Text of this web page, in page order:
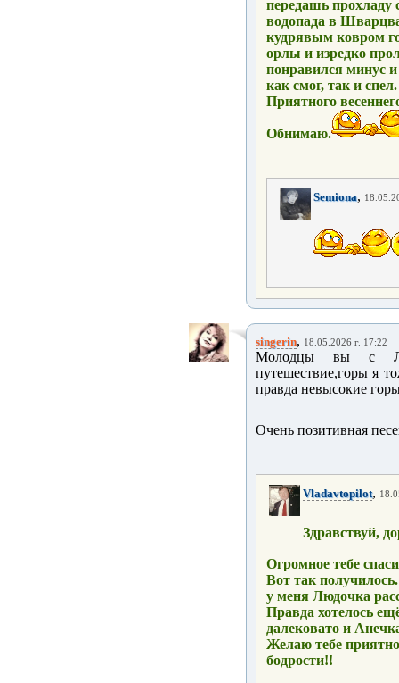
передашь прохладу
водопада в
кудрявым ковром
орлы и изредко
понравился минус
как смог, так и спел.
Приятного
Обнимаю.
Semiona,
singerin, 18.05.2026 г. 17:22
Молодцы вы с
путешествие,горы я
правда невысокие
Очень позитивная
Vladavtopilot,
Здравствуй,
Огромное тебе
Вот так
у меня Людочка
Правда хотелось
далековато и
Желаю тебе
бодрости!!